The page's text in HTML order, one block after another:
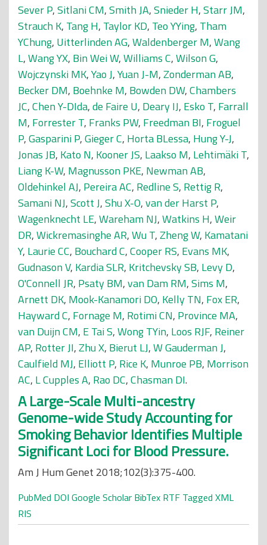
Sever P,Sitlani CM,Smith JA,Snieder H,Starr JM,
Strauch K, Tang H, Taylor KD, Teo YYing, Tham
YChung, Uitterlinden AG,Waldenberger M,Wang
L,Wang YX, Bin Wei W,Williams C,Wilson G,
Wojczynski MK,Yao J,Yuan J-M,Zonderman AB,
Becker DM, Boehnke M, Bowden DW,Chambers
JC,Chen Y-DIda,de Faire U, Deary IJ, Esko T, Farrall
M, Forrester T, Franks PW, Freedman BI, Froguel
P,Gasparini P,Gieger C, Horta BLessa, Hung Y-J,
Jonas JB, Kato N, Kooner JS, Laakso M, Lehtimäki T,
Liang K-W, Magnusson PKE, Newman AB,
Oldehinkel AJ, Pereira AC, Redline S, Rettig R,
Samani NJ,Scott J,Shu X-O,van der Harst P,
Wagenknecht LE,Wareham NJ,Watkins H,Weir
DR,Wickremasinghe AR,Wu T,Zheng W, Kamatani
Y, Laurie CC, Bouchard C,Cooper RS, Evans MK,
Gudnason V, Kardia SLR, Kritchevsky SB, Levy D,
O'Connell JR, Psaty BM,van Dam RM,Sims M,
Arnett DK, Mook-Kanamori DO, Kelly TN, Fox ER,
Hayward C, Fornage M, Rotimi CN, Province MA,
van Duijn CM, E Tai S,Wong TYin, Loos RJF, Reiner
AP, Rotter JI,Zhu X, Bierut LJ,W Gauderman J,
Caulfield MJ, Elliott P, Rice K, Munroe PB, Morrison
AC, L Cupples A, Rao DC,Chasman DI.
A Large-Scale Multi-ancestry
Genome-wide Study Accounting for
Smoking Behavior Identifies Multiple
Significant Loci for Blood Pressure.
Am J Hum Genet 2018;102(3):375-400.
PubMed DOI Google Scholar BibTex RTF Tagged XML
RIS